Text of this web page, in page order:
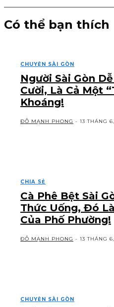
Có thể bạn thích
CHUYỆN SÀI GÒN
Người Sài Gòn
Cười, Là Cả Một
Khoáng!
ĐỖ MẠNH PHONG - 13 THÁNG
CHIA SẺ
Cà Phê Bệt Sài
Thức Uống, Đó
Của Phố Phường!
ĐỖ MẠNH PHONG - 13 THÁNG
CHUYỆN SÀI GÒN